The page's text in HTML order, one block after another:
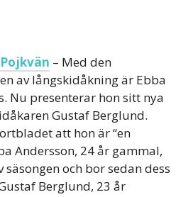
– Med den
av långskidåkning är Ebba
Nu presenterar hon sitt nya
Gustaf Berglund.
att hon är “en
Andersson, 24 år gammal,
och bor sedan dess
Berglund, 23 år